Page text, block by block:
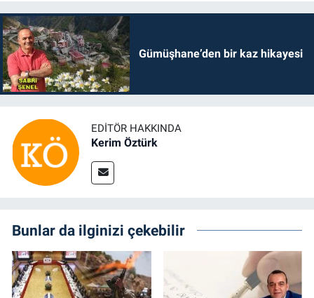
Gümüşhane’den bir kaz hikayesi
EDITÖR HAKKINDA
Kerim Öztürk
Bunlar da ilginizi çekebilir